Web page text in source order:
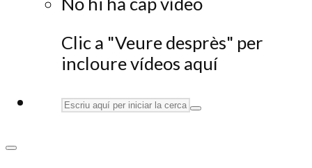
Clic a "Veure desprès" per
incloure vídeos aquí